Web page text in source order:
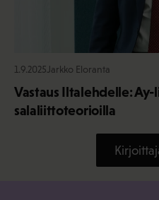
1.9.2025 Jarkko Eloranta
Vastaus Iltalehdelle:
salaliittoteorioilla